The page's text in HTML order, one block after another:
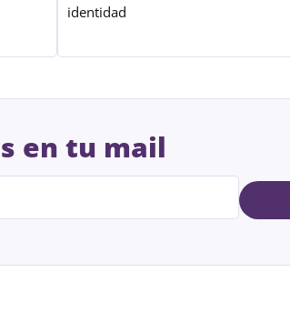
identidad
en tu mail